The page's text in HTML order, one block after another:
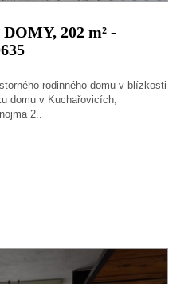
202 m² -
rodinného domu v blízkosti
domu v Kuchařovicích,
2..